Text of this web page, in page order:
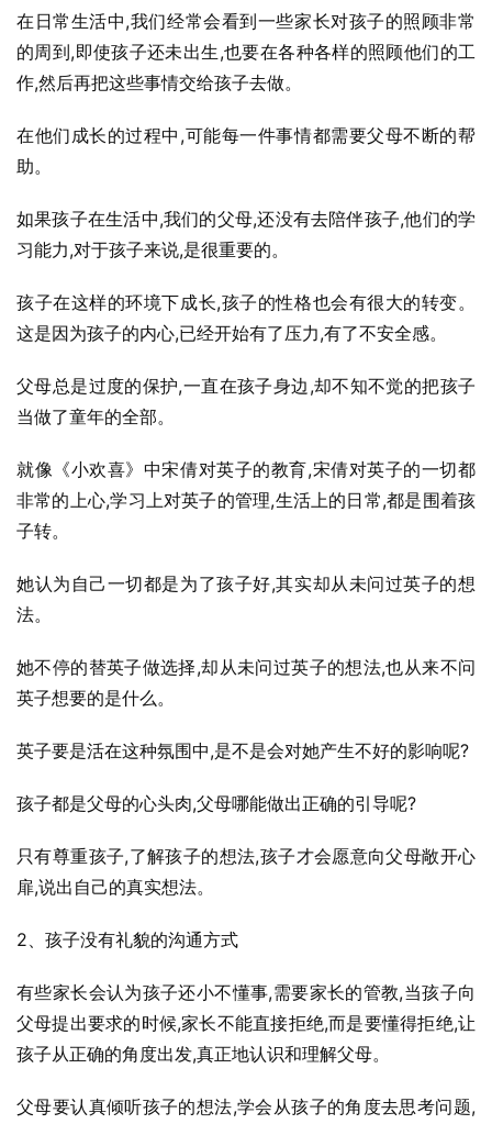
在日常生活中,我们经常会看到一些家长对孩子的照顾非常
的周到,即使孩子还未出生,也要在各种各样的照顾他们的工
作,然后再把这些事情交给孩子去做。
在他们成长的过程中,可能每一件事情都需要父母不断的帮
助。
如果孩子在生活中,我们的父母,还没有去陪伴孩子,他们的学
习能力,对于孩子来说,是很重要的。
孩子在这样的环境下成长,孩子的性格也会有很大的转变。
这是因为孩子的内心,已经开始有了压力,有了不安全感。
父母总是过度的保护,一直在孩子身边,却不知不觉的把孩子
当做了童年的全部。
就像《小欢喜》中宋倩对英子的教育,宋倩对英子的一切都
非常的上心,学习上对英子的管理,生活上的日常,都是围着孩
子转。
她认为自己一切都是为了孩子好,其实却从未问过英子的想
法。
她不停的替英子做选择,却从未问过英子的想法,也从来不问
英子想要的是什么。
英子要是活在这种氛围中,是不是会对她产生不好的影响呢?
孩子都是父母的心头肉,父母哪能做出正确的引导呢?
只有尊重孩子,了解孩子的想法,孩子才会愿意向父母敞开心
扉,说出自己的真实想法。
2、孩子没有礼貌的沟通方式
有些家长会认为孩子还小不懂事,需要家长的管教,当孩子向
父母提出要求的时候,家长不能直接拒绝,而是要懂得拒绝,让
孩子从正确的角度出发,真正地认识和理解父母。
父母要认真倾听孩子的想法,学会从孩子的角度去思考问题,